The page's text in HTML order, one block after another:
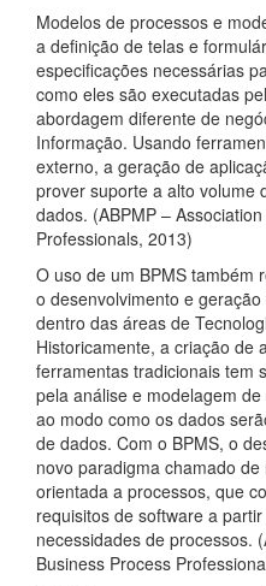
Modelos de processos e
a definição de telas e
especificações necessárias
como eles são executadas
abordagem diferente de
Informação. Usando
externo, a geração de
prover suporte a alto volume
dados. (ABPMP –
Professionals, 2013)
O uso de um BPMS também
o desenvolvimento e
dentro das áreas de
Historicamente, a criação de
ferramentas tradicionais tem
pela análise e modelagem
ao modo como os dados
de dados. Com o BPMS, o
novo paradigma chamado
orientada a processos, que
requisitos de software a
necessidades de processos.
Business Process